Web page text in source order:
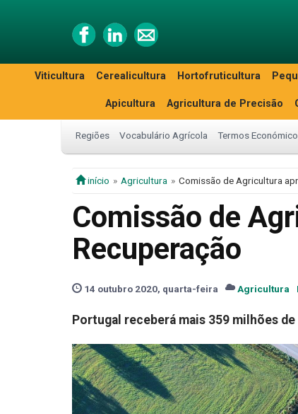
Viticultura Cerealicultura Hortofruticultura
Apicultura Agricultura de Precisão
Regiões Vocabulário Agrícola Termos
início Agricultura Comissão de Agricultura
Comissão de
Recuperação
14 outubro 2020, quarta-feira Agricultura
Portugal receberá mais 359 milhões